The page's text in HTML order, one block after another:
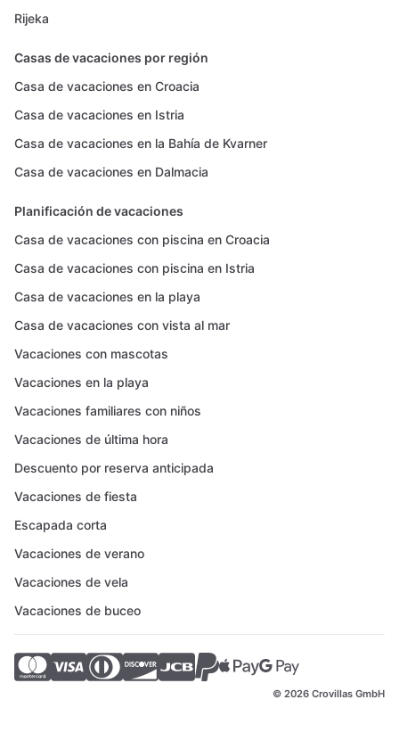
Rijeka
Casas de vacaciones por región
Casa de vacaciones en Croacia
Casa de vacaciones en Istria
Casa de vacaciones en la Bahía de Kvarner
Casa de vacaciones en Dalmacia
Planificación de vacaciones
Casa de vacaciones con piscina en Croacia
Casa de vacaciones con piscina en Istria
Casa de vacaciones en la playa
Casa de vacaciones con vista al mar
Vacaciones con mascotas
Vacaciones en la playa
Vacaciones familiares con niños
Vacaciones de última hora
Descuento por reserva anticipada
Vacaciones de fiesta
Escapada corta
Vacaciones de verano
Vacaciones de vela
Vacaciones de buceo
© 2026 Crovillas GmbH